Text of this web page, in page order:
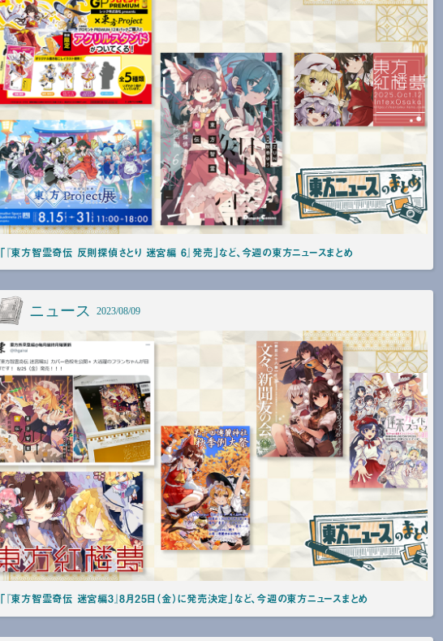
「『東方智霊奇伝 反則探偵さとり 迷宮編 6』発売」など、今週の東方ニュースまとめ
ニュース 2023/08/09
「『東方智霊奇伝 迷宮編3』8月25日（金）に発売決定」など、今週の東方ニュースまとめ